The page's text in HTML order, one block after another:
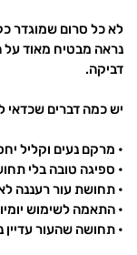
לא כל סרום שמוגדר
נראה מבטיח מאוד על
דביקה.
יש כמה דברים שכדאי
• מרקם נעים וקליל
• ספיגה טובה בלי
• תחושת עור רעננה
• התאמה לשימוש
• תחושה שהעור עדיין